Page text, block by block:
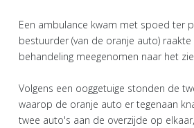
Een ambulance kwam met spoed ter
bestuurder (van de oranje auto)
behandeling meegenomen naar het
Volgens een ooggetuige stonden de
waarop de oranje auto er tegenaan
twee auto's aan de overzijde op